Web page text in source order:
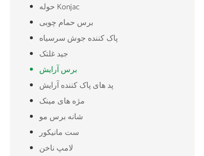
حوله Konjac
برس حمام چوبی
پاک کننده جوش سرسیاه
جید غلتک
برس آرایش
پد های پاک کننده آرایش
مژه های مینک
شانه برس مو
ست مانیکور
لامپ ناخن